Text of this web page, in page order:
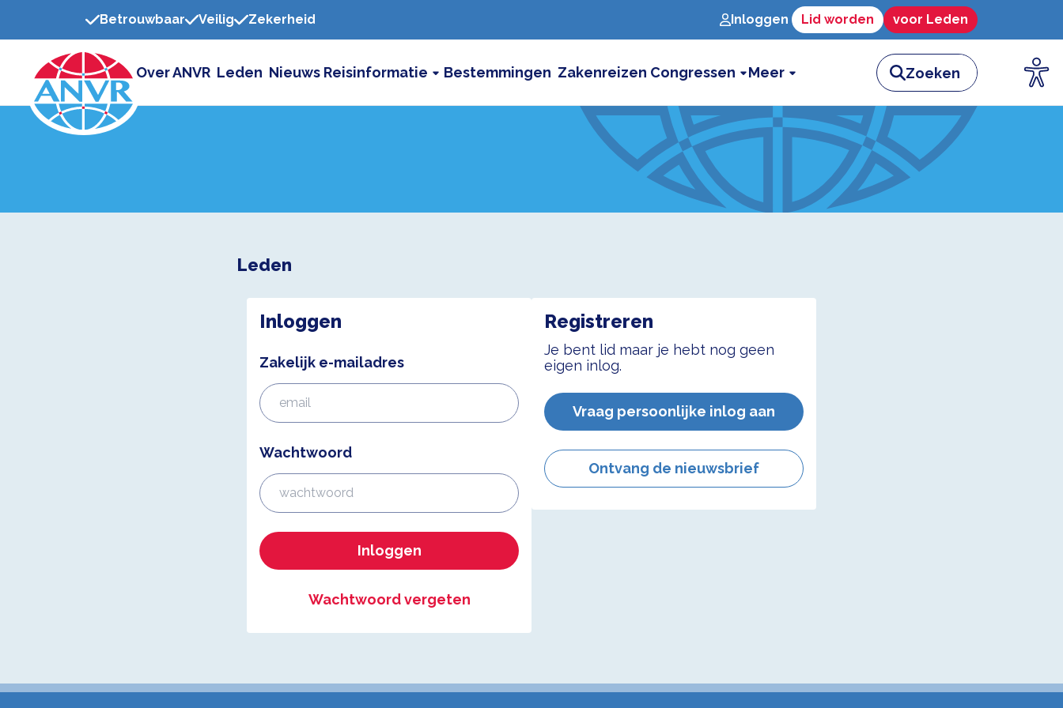
Betrouwbaar Veilig Zekerheid Inloggen Lid worden voor Leden
Over ANVR Leden Nieuws Reisinformatie Bestemmingen Zakenreizen Congressen Meer
Leden
Inloggen
Zakelijk e-mailadres
Wachtwoord
Inloggen
Wachtwoord vergeten
Registreren
Je bent lid maar je hebt nog geen
eigen inlog.
Vraag persoonlijke inlog aan
Ontvang de nieuwsbrief